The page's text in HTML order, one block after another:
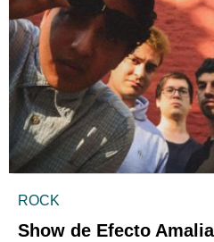
ROCK
Show de Efecto